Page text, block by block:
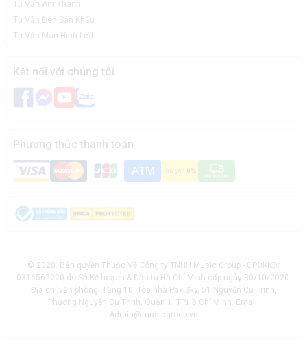
Tư Vấn Âm Thanh
Tư Vấn Đèn Sân Khấu
Tư Vấn Màn Hình Led
Kết nối với chúng tôi
Phương thức thanh toán
© 2020. Bản quyền Thuộc Về Công ty TNHH Music Group - GPĐKKD:
0316562220 do Sở Kế hoạch & Đầu tư Hồ Chí Minh cấp ngày 30/10/2020.
Địa chỉ văn phòng: Tầng 10, Tòa nhà Pax Sky, 51 Nguyễn Cư Trinh,
Phường Nguyễn Cư Trinh, Quận 1, TP.Hồ Chí Minh. Email:
Admin@musicgroup.vn